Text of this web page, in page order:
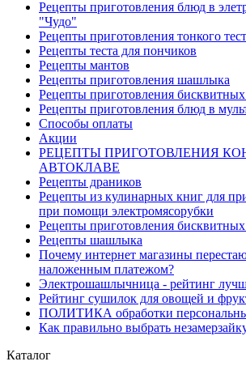
Рецепты приготовления блюд в
"Чудо"
Рецепты приготовления тонкого
Рецепты теста для пончиков
Рецепты мантов
Рецепты приготовления шашлыка
Рецепты приготовления
Рецепты приготовления блюд в
Способы оплаты
Акции
РЕЦЕПТЫ ПРИГОТОВЛЕНИЯ
АВТОКЛАВЕ
Рецепты драников
Рецепты из кулинарных книг для
при помощи электромясорубки
Рецепты приготовления
Рецепты шашлыка
Почему интернет магазины
наложенным платежом?
Электрошашлычница - рейтинг
Рейтинг сушилок для овощей и
ПОЛИТИКА обработки
Как правильно выбрать
Каталог